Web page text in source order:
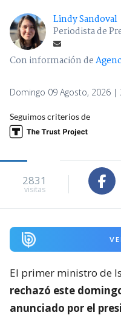
Lindy Sandoval
Periodista de
Con información de
Domingo 09 Agosto, 2026 |
Seguimos criterios de
2831
visitas
El primer ministro de
rechazó este
anunciado por el